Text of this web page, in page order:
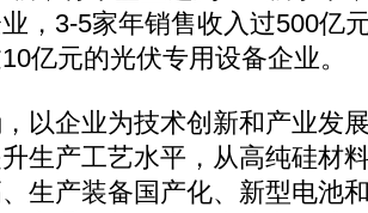
，3-5家年销售收入过500亿
亿元的光伏专用设备企业。
企业为技术创新和产业发
生产工艺水平，从高纯硅材
生产装备国产化、新型电池